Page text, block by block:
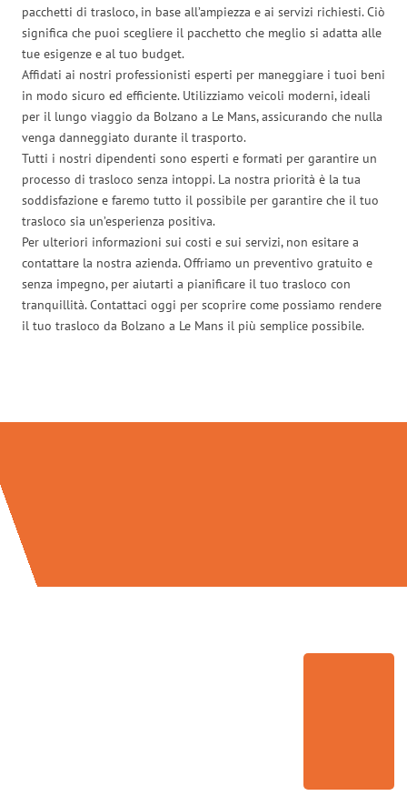
pacchetti di trasloco, in base all’ampiezza e ai servizi richiesti. Ciò
significa che puoi scegliere il pacchetto che meglio si adatta alle
tue esigenze e al tuo budget.
Affidati ai nostri professionisti esperti per maneggiare i tuoi beni
in modo sicuro ed efficiente. Utilizziamo veicoli moderni, ideali
per il lungo viaggio da Bolzano a Le Mans, assicurando che nulla
venga danneggiato durante il trasporto.
Tutti i nostri dipendenti sono esperti e formati per garantire un
processo di trasloco senza intoppi. La nostra priorità è la tua
soddisfazione e faremo tutto il possibile per garantire che il tuo
trasloco sia un’esperienza positiva.
Per ulteriori informazioni sui costi e sui servizi, non esitare a
contattare la nostra azienda. Offriamo un preventivo gratuito e
senza impegno, per aiutarti a pianificare il tuo trasloco con
tranquillità. Contattaci oggi per scoprire come possiamo rendere
il tuo trasloco da Bolzano a Le Mans il più semplice possibile.